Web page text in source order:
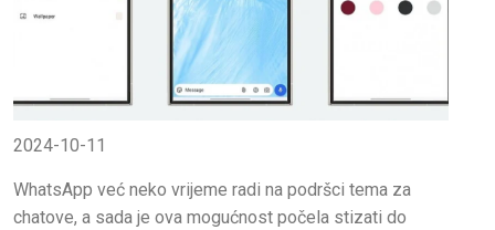
2024-10-11
WhatsApp već neko vrijeme radi na podršci tema za
chatove, a sada je ova mogućnost počela stizati do